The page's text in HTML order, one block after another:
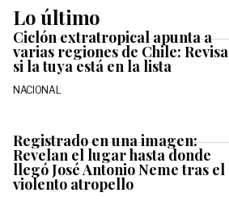
Lo último
Ciclón extratropical apunta a
varias regiones de Chile: Revisa
si la tuya está en la lista
NACIONAL
Registrado en una imagen:
Revelan el lugar hasta donde
llegó José Antonio Neme tras el
violento atropello